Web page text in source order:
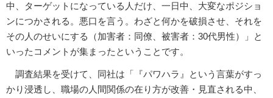
中、ターゲットになっている人だけ、一日中、大変なポジショ
ンにつかされる。悪口を言う。わざと何かを破損させ、それを
その人のせいにする（加害者：同僚、被害者：30代男性）」と
いったコメントが集まったということです。
調査結果を受けて、同社は「『パワハラ』という言葉がすっ
かり浸透し、職場の人間関係の在り方が改善・見直される中、